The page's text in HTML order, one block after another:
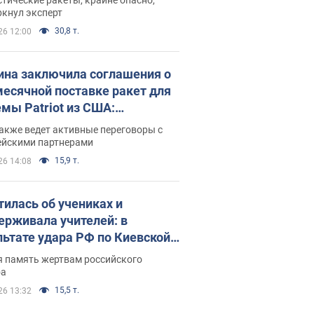
эксперт
12:00 30,8 т.
заключила соглашения о
поставке ракет для
Patriot из США:
раскрыл подробности
ведет активные переговоры с
партнерами
14:08 15,9 т.
об учениках и
учителей: в
удара РФ по Киевской
погибли директор
лицея, её муж и внук
память жертвам российского
13:32 15,5 т.